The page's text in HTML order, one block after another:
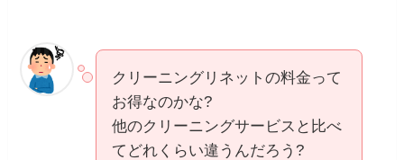
クリーニングリネットの料金って
お得なのかな?
他のクリーニングサービスと比べ
てどれくらい違うんだろう?